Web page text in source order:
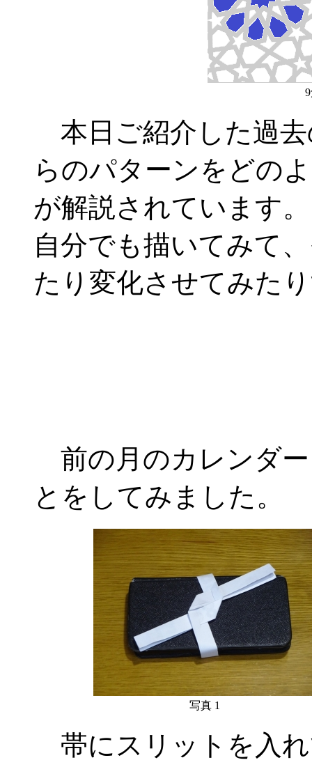
本日ご紹介した過去
らのパターンをどの
が解説されています
自分でも描いてみて
たり変化させてみた
前の月のカレンダ
とをしてみました。
写真 1
帯にスリットを入